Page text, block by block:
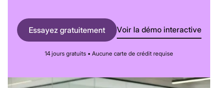
Essayez gratuitement Voir la démo interactive
14 jours gratuits • Aucune carte de crédit requise